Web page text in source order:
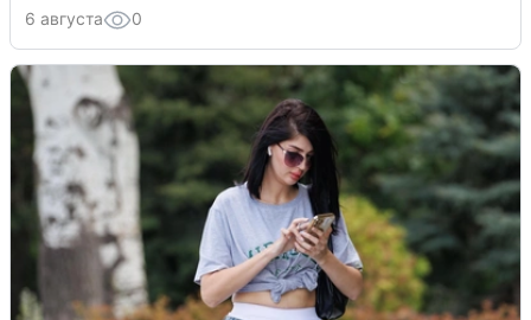
6 августа 0